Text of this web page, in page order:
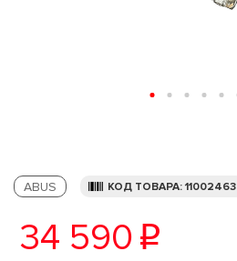
ABUS КОД ТОВАРА: 11002463
34 590 p